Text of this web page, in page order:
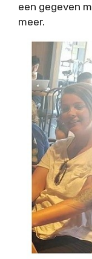
een gegeven
meer.